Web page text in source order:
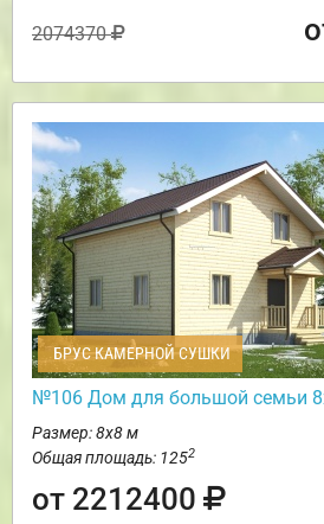
2074370
БРУС КАМЕРНОЙ СУШКИ
№106 Дом для большой семьи
Размер: 8х8 м
Общая площадь: 1252
от 2212400